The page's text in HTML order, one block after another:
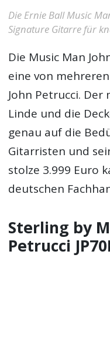
Die Ernie Ball Music
Signature Gitarre für
Die Music Man
eine von
John Petrucci.
Linde und die
genau auf die
Gitarristen und
stolze 3.999 Euro
deutschen
Sterling by
Petrucci